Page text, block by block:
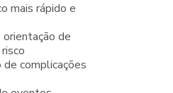
mais rápido e
de
de complicações